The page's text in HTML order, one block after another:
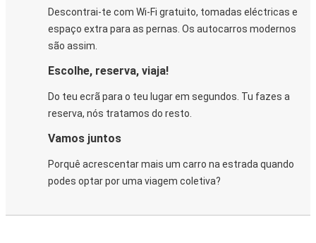
Descontrai-te com Wi-Fi gratuito, tomadas eléctricas e
espaço extra para as pernas. Os autocarros modernos
são assim.
Escolhe, reserva, viaja!
Do teu ecrã para o teu lugar em segundos. Tu fazes a
reserva, nós tratamos do resto.
Vamos juntos
Porquê acrescentar mais um carro na estrada quando
podes optar por uma viagem coletiva?